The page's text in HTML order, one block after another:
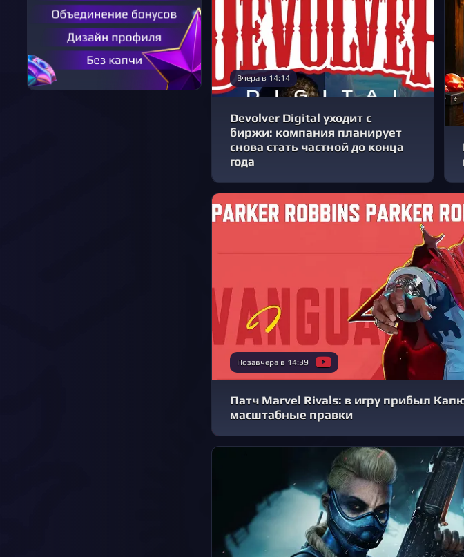
Вчера в 14:14
Devolver Digital уходит с
биржи: компания планирует
снова стать частной до конца
года
Позавчера в 14:39
Патч Marvel Rivals: в игру прибыл
масштабные правки